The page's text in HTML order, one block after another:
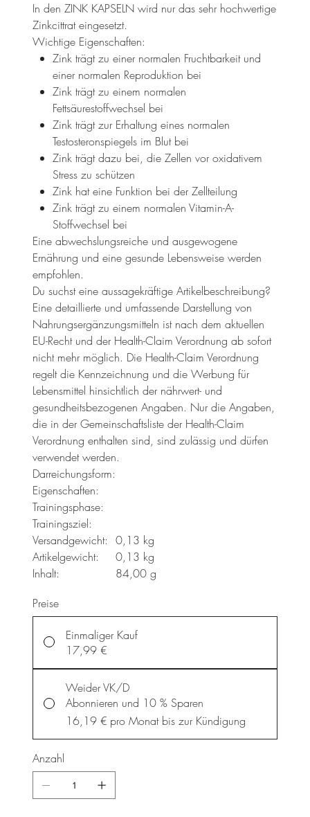
In den ZINK KAPSELN wird nur das sehr hochwertige
Zinkcittrat eingesetzt.
Wichtige Eigenschaften:
Zink trägt zu einer normalen Fruchtbarkeit und
einer normalen Reproduktion bei
Zink trägt zu einem normalen
Fettsäurestoffwechsel bei
Zink trägt zur Erhaltung eines normalen
Testosteronspiegels im Blut bei
Zink trägt dazu bei, die Zellen vor oxidativem
Stress zu schützen
Zink hat eine Funktion bei der Zellteilung
Zink trägt zu einem normalen Vitamin-A-
Stoffwechsel bei
Eine abwechslungsreiche und ausgewogene
Ernährung und eine gesunde Lebensweise werden
empfohlen.
Du suchst eine aussagekräftige Artikelbeschreibung?
Eine detaillierte und umfassende Darstellung von
Nahrungsergänzungsmitteln ist nach dem aktuellen
EU-Recht und der Health-Claim Verordnung ab sofort
nicht mehr möglich. Die Health-Claim Verordnung
regelt die Kennzeichnung und die Werbung für
Lebensmittel hinsichtlich der nährwert- und
gesundheitsbezogenen Angaben. Nur die Angaben,
die in der Gemeinschaftsliste der Health-Claim
Verordnung enthalten sind, sind zulässig und dürfen
verwendet werden.
Darreichungsform:
Eigenschaften:
Trainingsphase:
Trainingsziel:
Versandgewicht: 0,13 kg
Artikelgewicht:
0,13 kg
Inhalt:
84,00 g
Preise
Einmaliger Kauf
17,99 €
Weider VK/D
Abonnieren und 10 % Sparen
16,19 € pro Monat bis zur Kündigung
Anzahl